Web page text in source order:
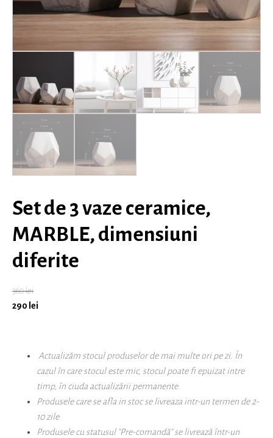
Set de 3 vaze ceramice,
MARBLE, dimensiuni
diferite
360lei
290 lei
Actualizăm stocul produselor de mai multe ori pe zi. În
cazul în care stocul este mic, stocul poate fi epuizat intre
timp, în ciuda actualizării permanente.
Produsele care se afla in stoc se livreaza intr-un termen de 2-
10 zile
Produsele cu statusul "Pre-comandă" se livrează într-un